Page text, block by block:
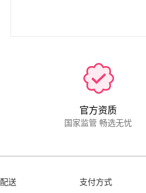
官方资质
国家监管 畅选无忧
送 支付方式